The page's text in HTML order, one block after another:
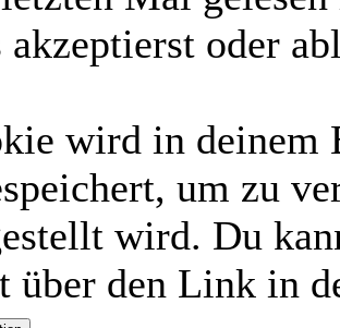
akzeptierst oder
wird in deinem
um zu
wird. Du
über den Link in